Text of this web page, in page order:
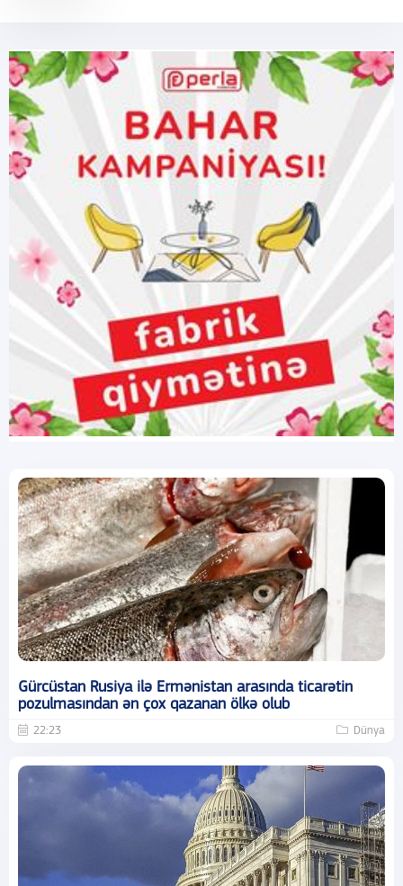
Gürcüstan Rusiya ilə Ermənistan arasında ticarətin
pozulmasından ən çox qazanan ölkə olub
22:23 Dünya